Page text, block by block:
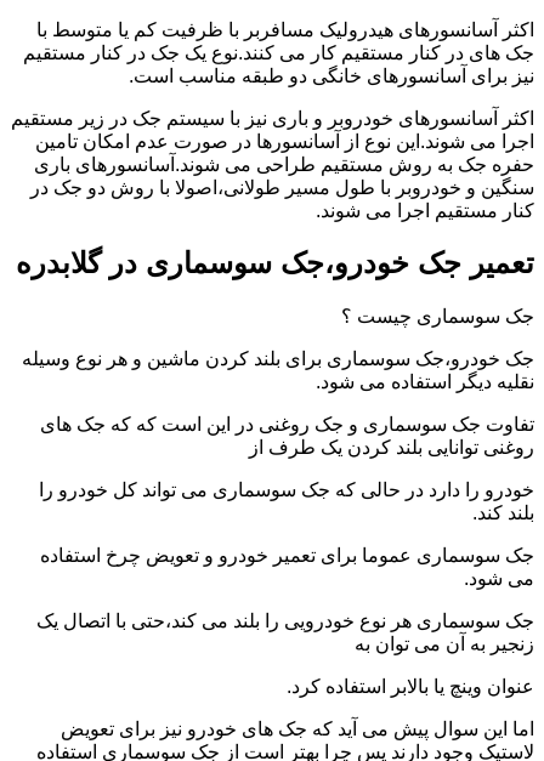
اکثر آسانسورهای هیدرولیک مسافربر با ظرفیت کم یا متوسط با
جک های در کنار مستقیم کار می کنند.نوع یک جک در کنار مستقیم
نیز برای آسانسورهای خانگی دو طبقه مناسب است.
اکثر آسانسورهای خودروبر و باری نیز با سیستم جک در زیر مستقیم
اجرا می شوند.این نوع از آسانسورها در صورت عدم امکان تامین
حفره جک به روش مستقیم طراحی می شوند.آسانسورهای باری
سنگین و خودروبر با طول مسیر طولانی،اصولا با روش دو جک در
کنار مستقیم اجرا می شوند.
تعمیر جک خودرو،جک سوسماری در گلابدره
جک سوسماری چیست ؟
جک خودرو،جک سوسماری برای بلند کردن ماشین و هر نوع وسیله
نقلیه دیگر استفاده می شود.
تفاوت جک سوسماری و جک روغنی در این است که که جک های
روغنی توانایی بلند کردن یک طرف از
خودرو را دارد در حالی که جک سوسماری می تواند کل خودرو را
بلند کند.
جک سوسماری عموما برای تعمیر خودرو و تعویض چرخ استفاده
می شود.
جک سوسماری هر نوع خودرویی را بلند می کند،حتی با اتصال یک
زنجیر به آن می توان به
عنوان وینچ یا بالابر استفاده کرد.
اما این سوال پیش می آید که جک های خودرو نیز برای تعویض
لاستیک وجود دارند پس چرا بهتر است از جک سوسماری استفاده